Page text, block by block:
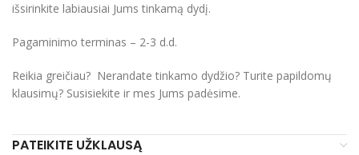
išsirinkite labiausiai Jums tinkamą dydį.
Pagaminimo terminas – 2-3 d.d.
Reikia greičiau? Nerandate tinkamo dydžio? Turite papildomų
klausimų? Susisiekite ir mes Jums padėsime.
PATEIKITE UŽKLAUSĄ